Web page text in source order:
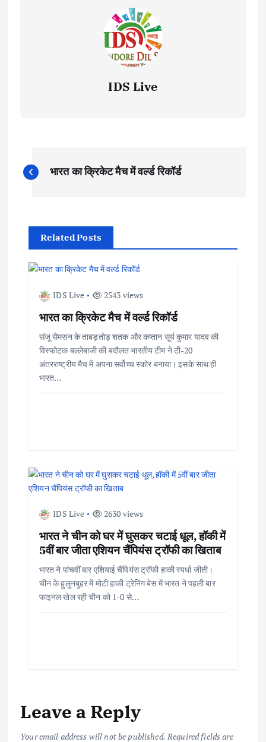
IDS Live
P
o
s
t
n
भारत का क्रिकेट मैच में वर्ल्ड रिकॉर्ड
Related Posts
IDS Live 2543 views
भारत का क्रिकेट मैच में वर्ल्ड रिकॉर्ड
संजू सैमसन के ताबड़तोड़ शतक और कप्तान सूर्य कुमार यादव की
विस्फोटक बल्लेबाजी की बदौलत भारतीय टीम ने टी-20
अंतरराष्ट्रीय मैच में अपना सर्वोच्च स्कोर बनाया। इसके साथ ही
भारत…
IDS Live 2630 views
भारत ने चीन को घर में घुसकर चटाई धूल, हॉकी में
5वीं बार जीता एशियन चैंपियंस ट्रॉफी का खिताब
भारत ने पांचवीं बार एशियाई चैंपियंस ट्रॉफी हाकी स्पर्धा जीती।
चीन के हुलुनबुहर में मोटी हाकी ट्रेनिंग बेस में भारत ने पहली बार
फाइनल खेल रही चीन को 1-0 से…
Leave a Reply
Your email address will not be published. Required fields are